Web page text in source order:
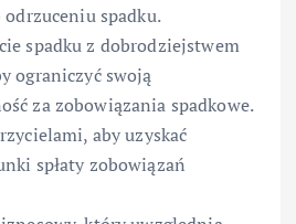
spadku.
spadku z dobrodziejstwem
ograniczyć swoją
za zobowiązania spadkowe.
aby uzyskać
spłaty zobowiązań